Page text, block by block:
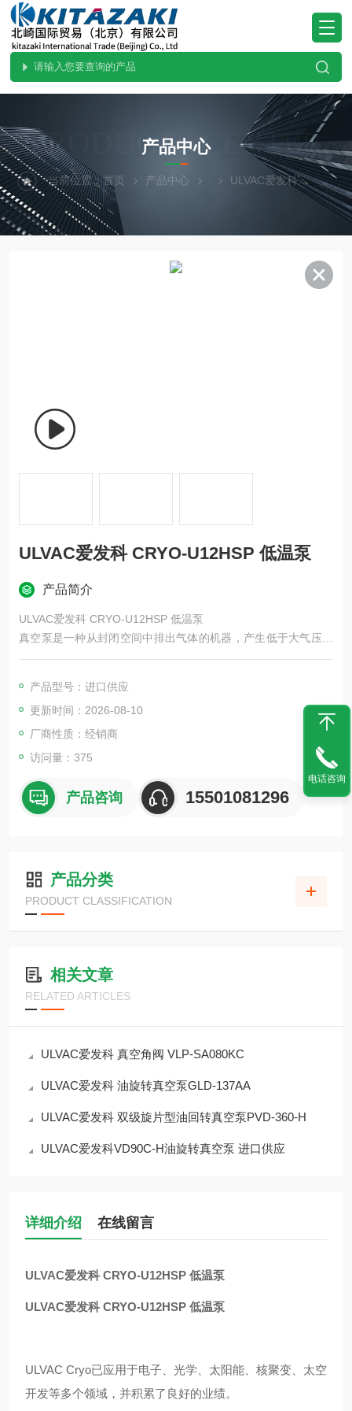
PRODUCTS CENTER
产品中心
当前位置：首页 产品中心 ULVAC爱发科 进口
ULVAC爱发科 CRYO-U12HSP 低温泵
产品简介
ULVAC爱发科 CRYO-U12HSP 低温泵
真空泵是一种从封闭空间中排出气体的机器，产生低于大气压的
压力状态（真空）。 真空泵的种类很多，根据泵的机构和速度不
产品型号：进口供应
更新时间：2026-08-10
厂商性质：经销商
访问量：375
产品咨询 15501081296
产品分类
PRODUCT CLASSIFICATION
相关文章
RELATED ARTICLES
ULVAC爱发科 真空角阀 VLP-SA080KC
ULVAC爱发科 油旋转真空泵GLD-137AA
ULVAC爱发科 双级旋片型油回转真空泵PVD-360-H
ULVAC爱发科VD90C-H油旋转真空泵 进口供应
详细介绍 在线留言
ULVAC爱发科 CRYO-U12HSP 低温泵
ULVAC爱发科 CRYO-U12HSP 低温泵
ULVAC Cryo已应用于电子、光学、太阳能、核聚变、太空
开发等多个领域，并积累了良好的业绩。
电话咨询